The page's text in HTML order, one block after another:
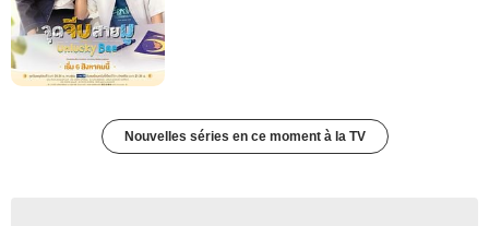
Nouvelles séries en ce moment à la TV